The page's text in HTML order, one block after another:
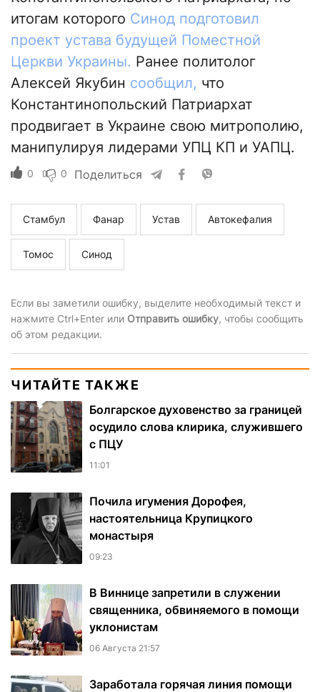
итогам которого Синод подготовил
проект устава будущей Поместной
Церкви Украины. Ранее политолог
Алексей Якубин сообщил, что
Константинопольский Патриархат
продвигает в Украине свою митрополию,
манипулируя лидерами УПЦ КП и УАПЦ.
0 0 Поделиться
Стамбул Фанар Устав Автокефалия
Томос Синод
Если вы заметили ошибку, выделите необходимый текст и
нажмите Ctrl+Enter или Отправить ошибку, чтобы сообщить
об этом редакции.
ЧИТАЙТЕ ТАКЖЕ
Болгарское духовенство за границей
осудило слова клирика, служившего
с ПЦУ
11:01
Почила игумения Дорофея,
настоятельница Крупицкого
монастыря
09:23
В Виннице запретили в служении
священника, обвиняемого в помощи
уклонистам
06 Августа 21:57
Заработала горячая линия помощи